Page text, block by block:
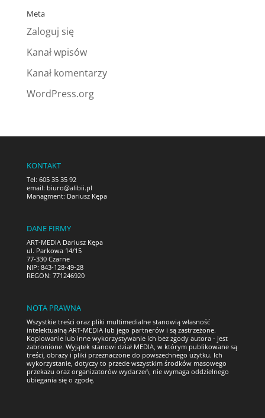
Meta
Zaloguj się
Kanał wpisów
Kanał komentarzy
WordPress.org
KONTAKT
Tel: 605 35 35 92
email: biuro@alibii.pl
Managment: Dariusz Kępa
DANE FIRMY
ART-MEDIA Dariusz Kępa
ul. Parkowa 14/15
77-330 Czarne
NIP: 843-128-49-28
REGON: 771246920
NOTA PRAWNA
Wszystkie treści oraz pliki multimedialne stanowią własność
intelektualną ART-MEDIA lub jego partnerów i są zastrzeżone.
Kopiowanie lub inne wykorzystywanie ich bez zgody autora - jest
zabronione. Wyjątek stanowi dział MEDIA, w którym publikowane są
treści, obrazy i pliki przeznaczone do powszechnego użytku. Ich
wykorzystanie, dotyczy to przede wszystkim środków masowego
przekazu oraz organizatorów wydarzeń, nie wymaga oddzielnego
ubiegania się o zgodę.